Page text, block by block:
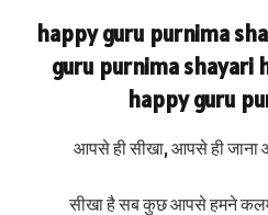
happy guru purnima
guru purnima shayari
happy guru
आपसे ही सीखा, आपसे ही जाना
सीखा है सब कुछ आपसे हमने